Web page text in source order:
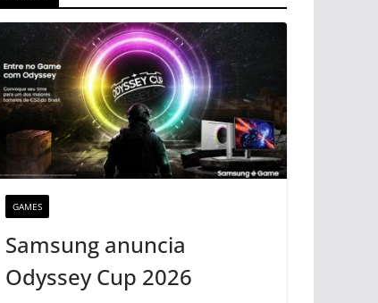
GAMES
Samsung anuncia
Odyssey Cup 2026